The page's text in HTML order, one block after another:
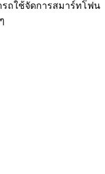
ถใช้จัดการสมาร์ทโฟน